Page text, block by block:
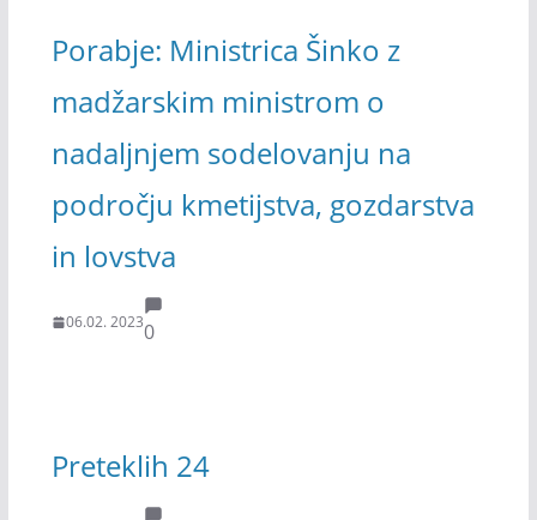
Porabje: Ministrica Šinko z
madžarskim ministrom o
nadaljnjem sodelovanju na
področju kmetijstva, gozdarstva
in lovstva
06.02. 20230
Preteklih 24